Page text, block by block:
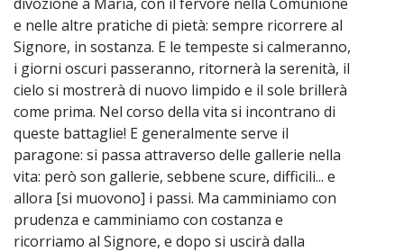
e nelle altre pratiche di pietà: sempre ricorrere al
Signore, in sostanza. E le tempeste si calmeranno,
i giorni oscuri passeranno, ritornerà la serenità, il
cielo si mostrerà di nuovo limpido e il sole brillerà
come prima. Nel corso della vita si incontrano di
queste battaglie! E generalmente serve il
paragone: si passa attraverso delle gallerie nella
vita: però son gallerie, sebbene scure, difficili... e
allora [si muovono] i passi. Ma camminiamo con
prudenza e camminiamo con costanza e
ricorriamo al Signore, e dopo si uscirà dalla